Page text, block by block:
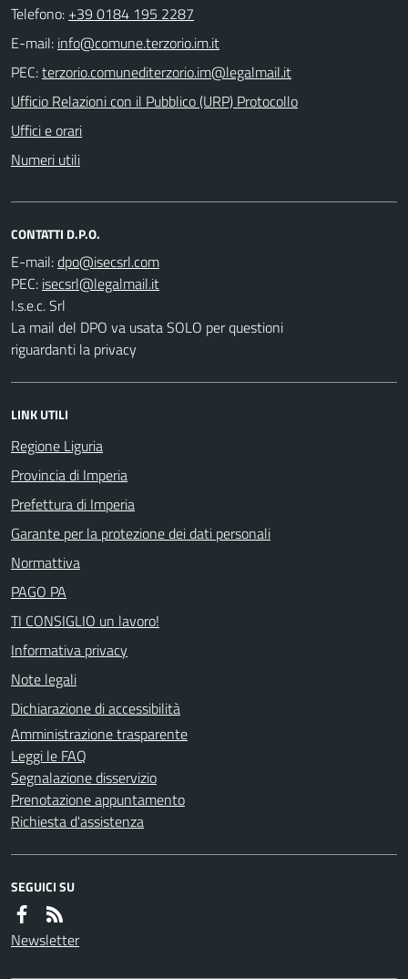
Telefono: +39 0184 195 2287
E-mail:
PEC:
Ufficio Relazioni con il Pubblico (URP) Protocollo
Uffici e orari
Numeri utili
CONTATTI D.P.O.
E-mail:
PEC:
I.s.e.c. Srl
La mail del DPO va usata SOLO per questioni
riguardanti la privacy
LINK UTILI
Regione Liguria
Provincia di Imperia
Prefettura di Imperia
Garante per la protezione dei dati personali
Normattiva
PAGO PA
TI CONSIGLIO un lavoro!
Informativa privacy
Note legali
Dichiarazione di accessibilità
Amministrazione trasparente
Leggi le FAQ
Segnalazione disservizio
Prenotazione appuntamento
Richiesta d'assistenza
SEGUICI SU
Newsletter